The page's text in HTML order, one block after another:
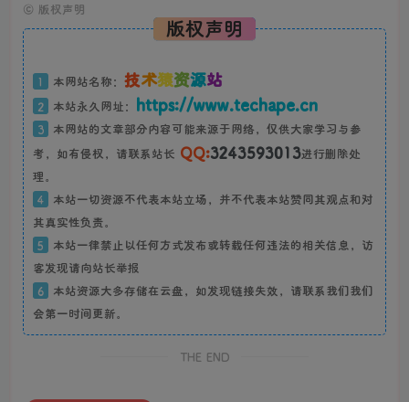
© 版权声明
版权声明
1 本网站名称： 技术猿资源站
2 本站永久网址： https://www.techape.cn
3
本网站的文章部分内容可能来源于网络，仅供大家学习与参
考，如有侵权，请联系站长 QQ:3243593013进行删除处
理。
4
本站一切资源不代表本站立场，并不代表本站赞同其观点和对
其真实性负责。
5
本站一律禁止以任何方式发布或转载任何违法的相关信息，访
客发现请向站长举报
6
本站资源大多存储在云盘，如发现链接失效，请联系我们我们
会第一时间更新。
THE END